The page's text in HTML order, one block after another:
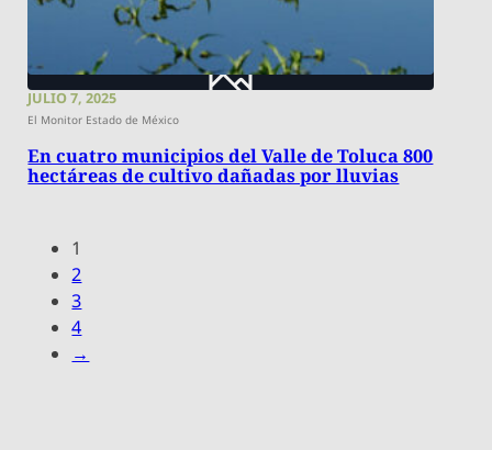
JULIO 7, 2025
El Monitor Estado de México
En cuatro municipios del Valle de Toluca 800
hectáreas de cultivo dañadas por lluvias
1
2
3
4
→